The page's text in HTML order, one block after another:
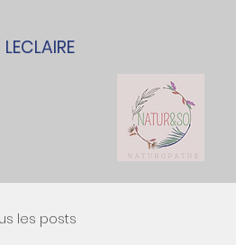
les posts